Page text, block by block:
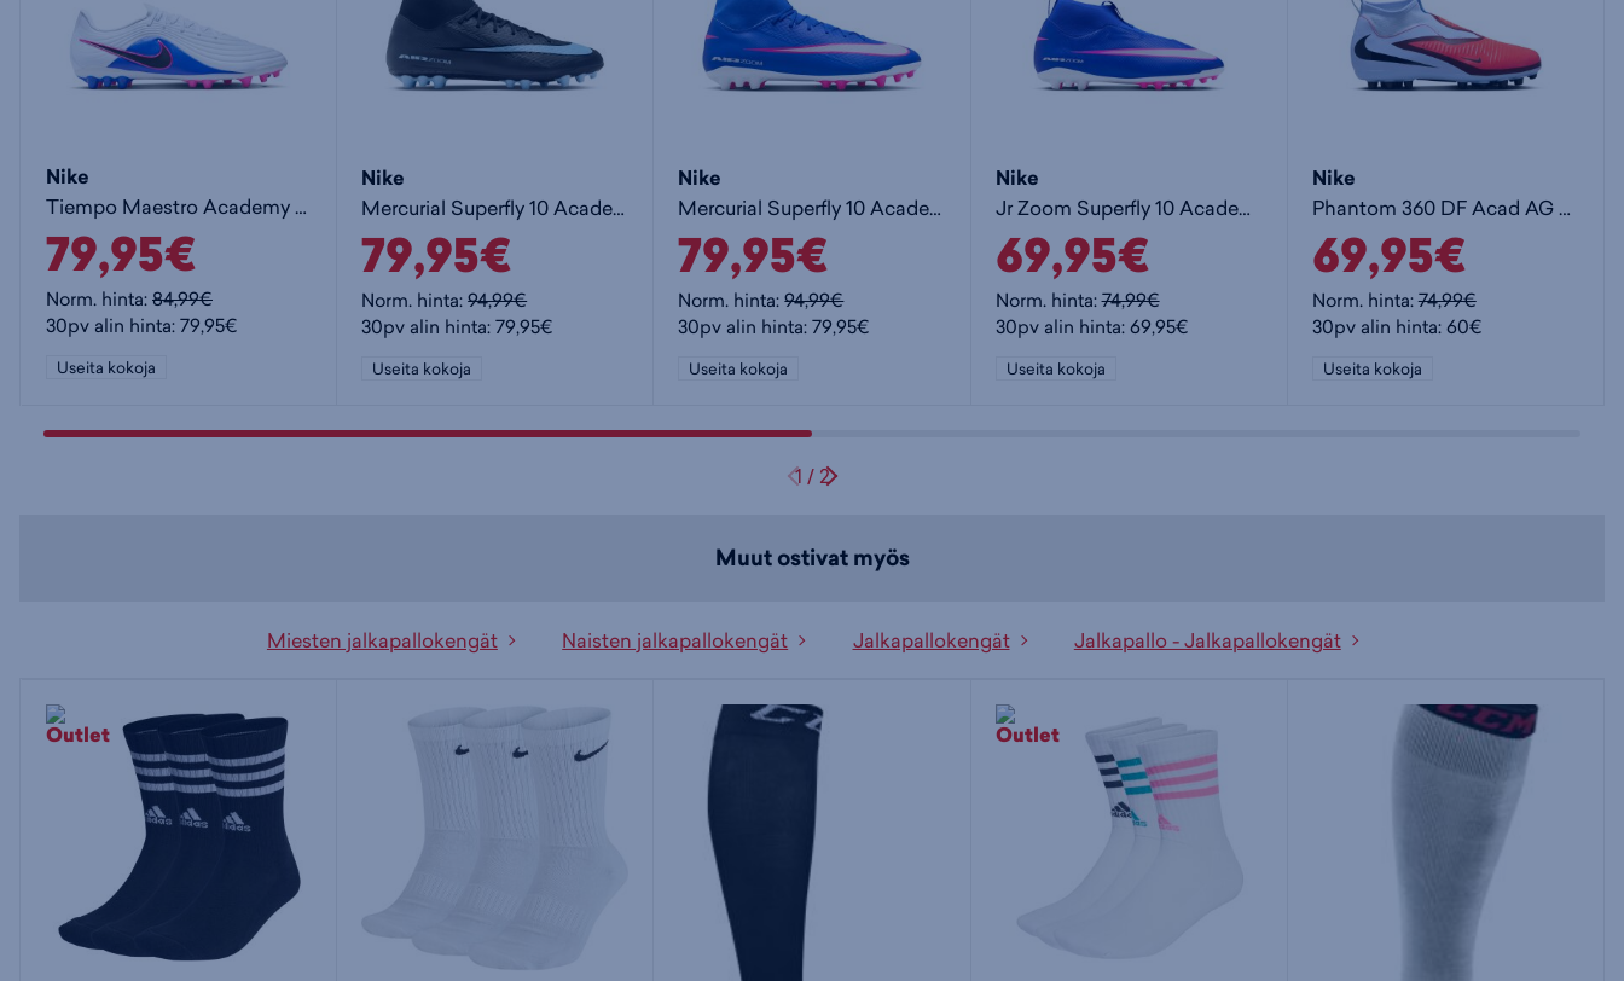
Nike
Tiempo Maestro Academy AG - miesten jalkapallokengät (AG)
79,95€
Norm. hinta:84,99€
30pv alin hinta: 79,95€
Useita kokoja
Nike
Mercurial Superfly 10 Academy AG - jalkapallokengät (AG)
79,95€
Norm. hinta:94,99€
30pv alin hinta: 79,95€
Useita kokoja
Nike
Mercurial Superfly 10 Academy AG - jalkapallokengät (AG)
79,95€
Norm. hinta:94,99€
30pv alin hinta: 79,95€
Useita kokoja
Nike
Jr Zoom Superfly 10 Academy AG - lasten jalkapallokengät (AG)
69,95€
Norm. hinta:74,99€
30pv alin hinta: 69,95€
Useita kokoja
Nike
Phantom 360 DF Acad AG Jr - lasten jalkapallokengät (AG)
69,95€
Norm. hinta:74,99€
30pv alin hinta: 60€
Useita kokoja
1 / 2
Muut ostivat myös
Miesten jalkapallokengät Naisten jalkapallokengät Jalkapallokengät Jalkapallo - Jalkapallokengät